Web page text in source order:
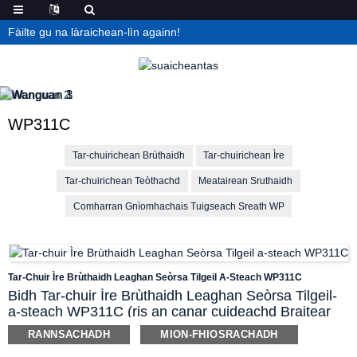
Fàilte gu na làraichean-lìn againn!
WP311C
Tar-chuirichean Brùthaidh Tar-chuirichean Ìre
Tar-chuirichean Teòthachd Meatairean Sruthaidh
Comharran Gnìomhachais Tuigseach Sreath WP
Tar-Chuir Ìre Brùthaidh Leaghan Seòrsa Tilgeil A-Steach WP311C
Bidh Tar-chuir Ìre Brùthaidh Leaghan Seòrsa Tilgeil-
a-steach WP311C (ris an canar cuideachd Braitear
Ìre, Tar-chuir Ìre) a’ cleachdadh co-phàirtean
mothachail air an diaphragm a tha an aghaidh
RANNSACHADH MION-FHIOSRACHADH